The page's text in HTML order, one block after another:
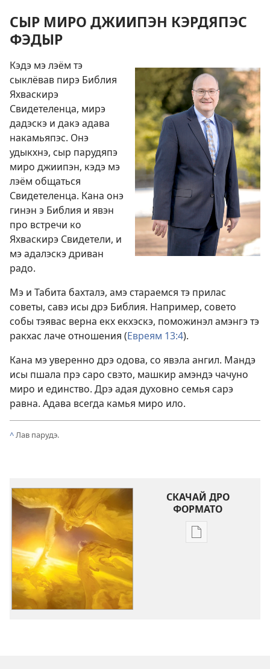
СЫР МИРО ДЖИИПЭН КЭРДЯПЭС
ФЭДЫР
Кэдэ мэ лэём тэ
сыклёвав пирэ Библия
Яхваскирэ
Свидетеленца, мирэ
дадэскэ и дакэ адава
накамьяпэс. Онэ
удыкхнэ, сыр парудяпэ
миро джиипэн, кэдэ мэ
лэём общаться
Свидетеленца. Кана онэ
гинэн э Библия и явэн
про встречи ко
Яхваскирэ Свидетели, и
мэ адалэскэ дриван
радо.
Мэ и Табита бахталэ, амэ стараемся тэ прилас
советы, савэ исы дрэ Библия. Например, совето
собы тэявас верна екх екхэскэ, поможинэл амэнгэ тэ
ракхас лаче отношения (Евреям 13:4).
Кана мэ уверенно дрэ одова, со явэла ангил. Мандэ
исы пшала прэ саро свэто, машкир амэндэ чачуно
миро и единство. Дрэ адая духовно семья сарэ
равна. Адава всегда камья миро ило.
^Лав парудэ.
СКАЧАЙ ДРО
ФОРМАТО
Варианты